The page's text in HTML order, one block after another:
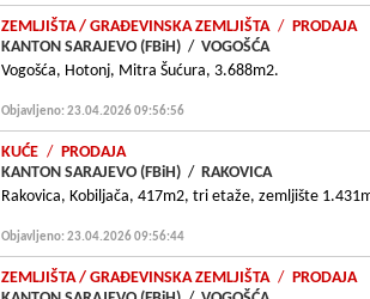
ZEMLJIŠTA/ GRAÐEVINSKA ZEMLJIŠTA / PRODAJA
KANTON SARAJEVO (FBiH) / VOGOŠĆA
Vogošća, Hotonj, Mitra Šućura, 3.688m2.
Objavljeno: 23.04.2026 09:56:56
KUĆE / PRODAJA
KANTON SARAJEVO (FBiH) / RAKOVICA
Rakovica, Kobiljača, 417m2, tri etaže, zemljište
Objavljeno: 23.04.2026 09:56:44
ZEMLJIŠTA/ GRAÐEVINSKA ZEMLJIŠTA / PRODAJA